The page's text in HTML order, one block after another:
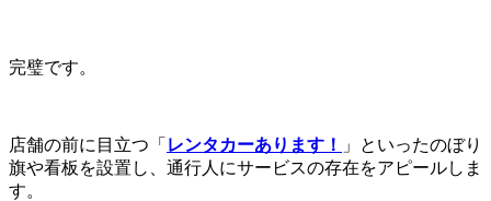
完璧です。
店舗の前に目立つ「 レンタカーあります！
」といったのぼり
旗や看板を設置し、通行人にサービスの存在をアピールしま
す。